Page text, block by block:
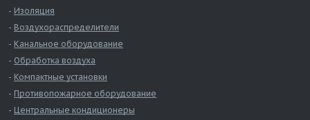
Изоляция
Воздухораспределители
Канальное оборудование
Обработка воздуха
Компактные установки
Противопожарное оборудование
Центральные кондиционеры